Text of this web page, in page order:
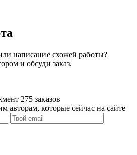
написание схожей работы?
и обсуди заказ.
275 заказов
авторам, которые сейчас на сайте